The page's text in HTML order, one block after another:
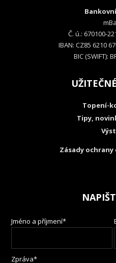
Č. ú.: 670100-
IBAN: CZ85 6210
BIC (SWIFT):
Topení-
Tipy,
Zásady
Jméno a příjmení*
Zpráva*